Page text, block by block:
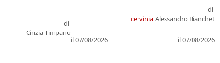
di
Cinzia Timpano
il 07/08/2026
cervinia
di
Alessandro Bianchet
il 07/08/2026